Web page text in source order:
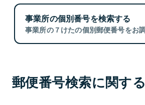
事業所の個別番号を検索する
事業所の７けたの個別郵便番号をお調
郵便番号検索に関す